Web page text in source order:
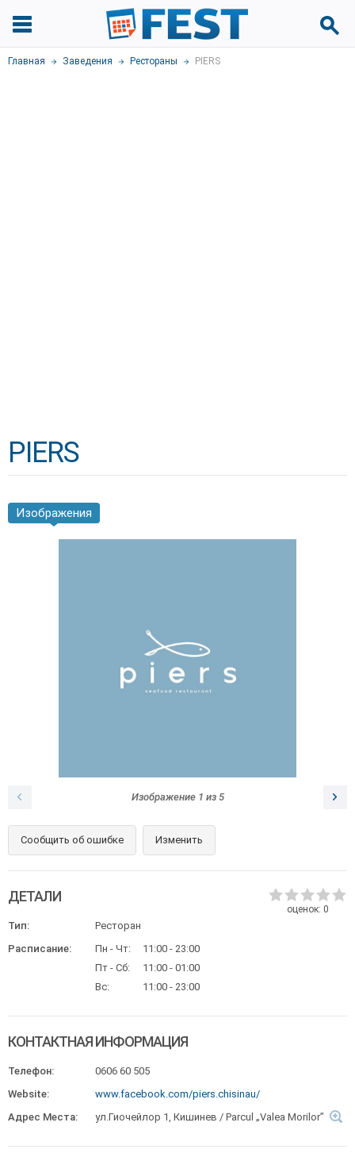
Главная Заведения Рестораны PIERS
PIERS
Изображения
Изображение 1 из 5
Сообщить об ошибке Изменить
оценок: 0
ДЕТАЛИ
Тип:
Ресторан
Расписание:
Пн - Чт:
11:00 - 23:00
Пт - Сб:
11:00 - 01:00
Вс:
11:00 - 23:00
КОНТАКТНАЯ ИНФОРМАЦИЯ
Телефон:
0606 60 505
Website:
www.facebook.com/piers.chisinau/
Адрес Места:
ул.Гиочейлор 1, Кишинев / Parcul „Valea Morilor”